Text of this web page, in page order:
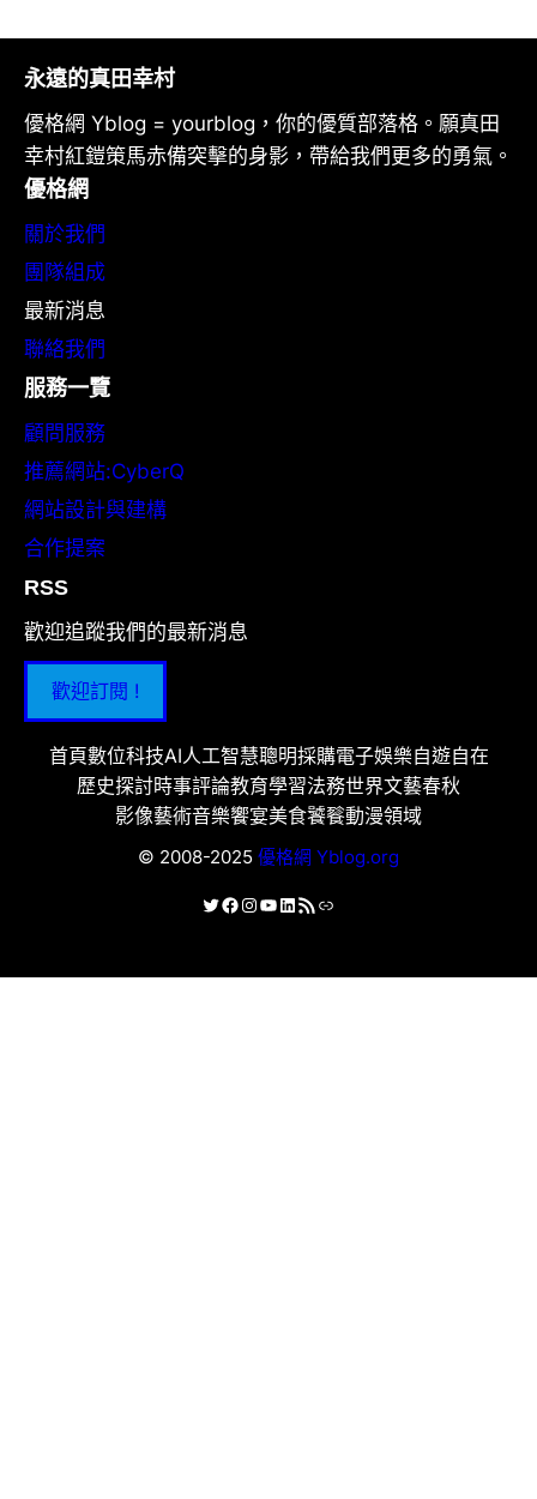
永遠的真田幸村
優格網 Yblog = yourblog，你的優質部落格。願真田
幸村紅鎧策馬赤備突擊的身影，帶給我們更多的勇氣。
優格網
關於我們
團隊組成
最新消息
聯絡我們
服務一覽
顧問服務
推薦網站:CyberQ
網站設計與建構
合作提案
RSS
歡迎追蹤我們的最新消息
歡迎訂閱 !
首頁數位科技AI人工智慧聰明採購電子娛樂自遊自在
歷史探討時事評論教育學習法務世界文藝春秋
影像藝術音樂饗宴美食饕餮動漫領域
© 2008-2025 優格網 Yblog.org
X Facebook
Instagram
YouTube
LinkedIn
RSS 資訊提供連結